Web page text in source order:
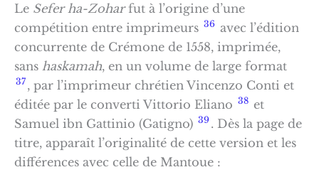
Le Sefer ha-Zoharfut à l’origine d’une
compétition entre imprimeurs 36 avec l’édition
concurrente de Crémone de 1558, imprimée,
sans haskamah, en un volume de large format
37 , par l’imprimeur chrétien Vincenzo Conti et
éditée par le converti Vittorio Eliano 38 et
Samuel ibn Gattinio (Gatigno) 39 . Dès la page de
titre, apparaît l’originalité de cette version et les
différences avec celle de Mantoue :